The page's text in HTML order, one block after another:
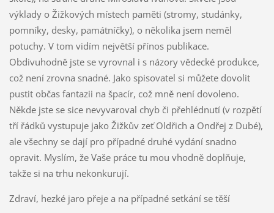
výklady o Žižkových místech paměti (stromy, studánky,
pomníky, desky, památníčky), o několika jsem neměl
potuchy. V tom vidím největší přínos publikace.
Obdivuhodně jste se vyrovnal i s názory vědecké produkce,
což není zrovna snadné. Jako spisovatel si můžete dovolit
pustit občas fantazii na špacír, což mně není dovoleno.
Někde jste se sice nevyvaroval chyb či přehlédnutí (v rozpětí
tří řádků vystupuje jako Žižkův zeť Oldřich a Ondřej z Dubé),
ale všechny se dají pro případné druhé vydání snadno
opravit. Myslím, že Vaše práce tu mou vhodně doplňuje,
takže si na trhu nekonkurují.
Zdraví, hezké jaro přeje a na případné setkání se těší